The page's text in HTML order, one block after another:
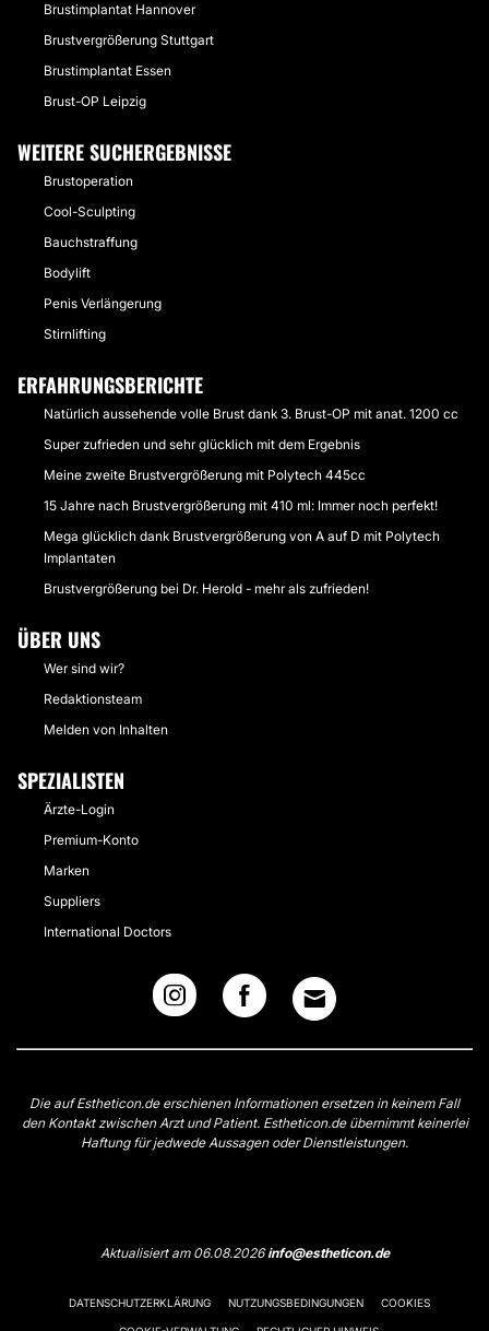
Brustimplantat Hannover
Brustvergrößerung Stuttgart
Brustimplantat Essen
Brust-OP Leipzig
WEITERE SUCHERGEBNISSE
Brustoperation
Cool-Sculpting
Bauchstraffung
Bodylift
Penis Verlängerung
Stirnlifting
ERFAHRUNGSBERICHTE
Natürlich aussehende volle Brust dank 3. Brust-OP mit anat. 1200 cc
Super zufrieden und sehr glücklich mit dem Ergebnis
Meine zweite Brustvergrößerung mit Polytech 445cc
15 Jahre nach Brustvergrößerung mit 410 ml: Immer noch perfekt!
Mega glücklich dank Brustvergrößerung von A auf D mit Polytech
Implantaten
Brustvergrößerung bei Dr. Herold - mehr als zufrieden!
ÜBER UNS
Wer sind wir?
Redaktionsteam
Melden von Inhalten
SPEZIALISTEN
Ärzte-Login
Premium-Konto
Marken
Suppliers
International Doctors
Die auf Estheticon.de erschienen Informationen ersetzen in keinem Fall
den Kontakt zwischen Arzt und Patient. Estheticon.de übernimmt keinerlei
Haftung für jedwede Aussagen oder Dienstleistungen.
Aktualisiert am 06.08.2026info@estheticon.de
DATENSCHUTZERKLÄRUNG NUTZUNGSBEDINGUNGEN COOKIES